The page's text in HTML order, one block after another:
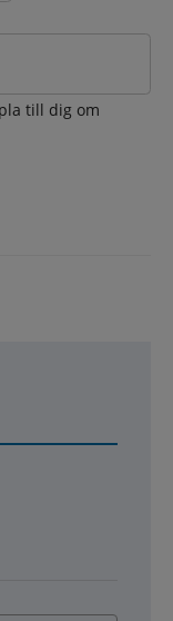
till dig om